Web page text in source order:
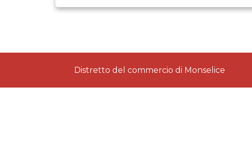
Distretto del commercio di Monselice